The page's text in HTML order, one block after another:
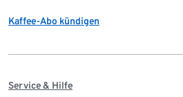
Kaffee-Abo kündigen
Service & Hilfe